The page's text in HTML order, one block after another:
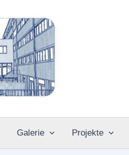
Galerie Projekte